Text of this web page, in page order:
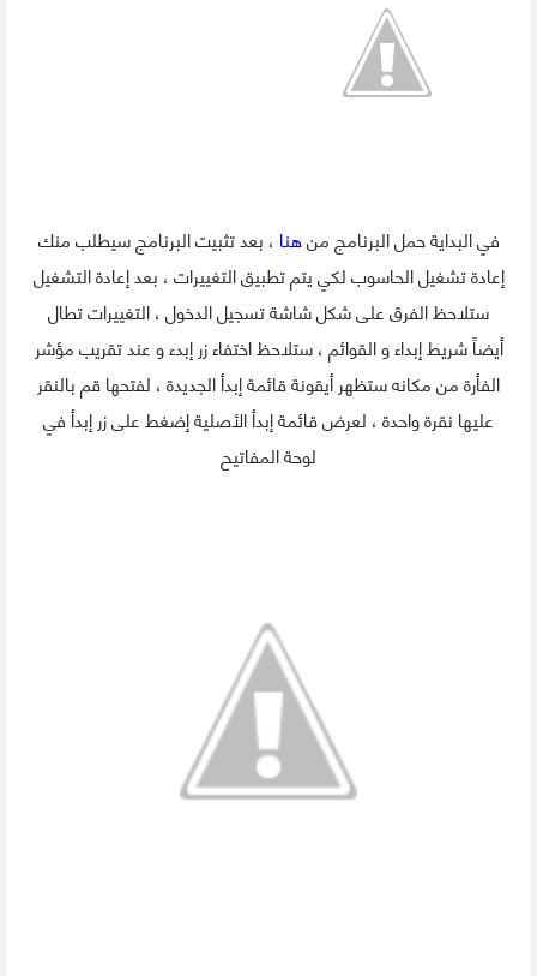
في البداية حمل البرنامج منهنا ، بعد تثبيت البرنامج سيطلب منك
إعادة تشغيل الحاسوب لكي يتم تطبيق التغييرات ، بعد إعادة التشغيل
ستلاحظ الفرق على شكل شاشة تسجيل الدخول ، التغييرات تطال
أيضاً شريط إبداء و القوائم ، ستلاحظ اختفاء زر إبدء و عند تقريب مؤشر
الفأرة من مكانه ستظهر أيقونة قائمة إبدأ الجديدة ، لفتحها قم بالنقر
عليها نقرة واحدة ، لعرض قائمة إبدأ الأصلية إضغط على زر إبدأ في
لوحة المفاتيح